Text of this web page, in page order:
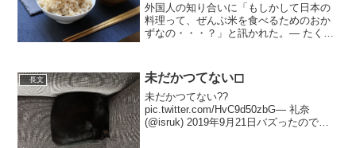
外国人の知り合いに「もしかして日本の
料理って、ぜんぶ米を食べるためのおか
ずなの・・・？」と訊かれた。— たくろ
も手を尽くして米食の維持に努めたそ
う...
長文 未だかつてない◻︎
未だかつてない??
pic.twitter.com/HvC9d50zbG— 礼奈
(@isruk) 2019年9月21日バズったので宣